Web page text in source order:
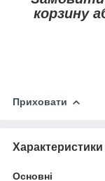
корзину
Приховати
Характеристики
Основні